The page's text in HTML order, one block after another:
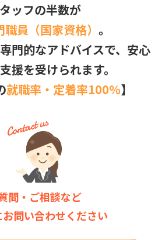
ッフの半数が
員（国家資格） 。
門的なアドバイスで、安心
援を受けられます。
就職率・定着率100％】
問・ご相談など
問い合わせください